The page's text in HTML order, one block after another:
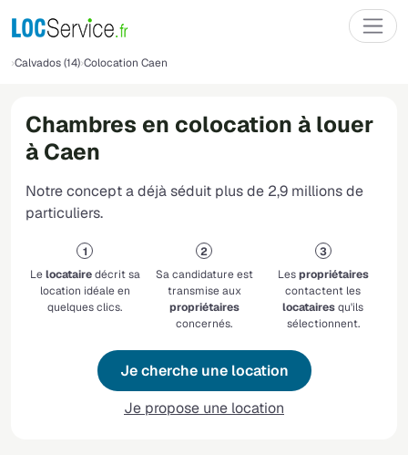
Calvados (14) Colocation Caen
Chambres en colocation à louer
à Caen
Notre concept a déjà séduit plus de 2,9 millions de
particuliers.
Lelocatairedécrit sa
location idéale en
quelques clics.
Sa candidature est
transmise aux
propriétaires
concernés.
Lespropriétaires
contactent les
locatairesqu'ils
sélectionnent.
Je cherche une location
Je propose une location